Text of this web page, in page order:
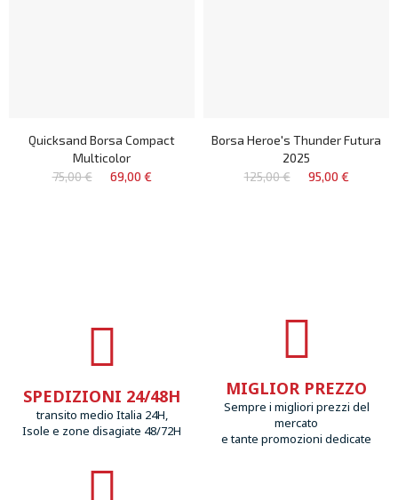
Quicksand Borsa Compact
Multicolor
75,00 €
69,00 €
Borsa Heroe's Thunder Futura
2025
125,00 €
95,00 €
SPEDIZIONI 24/48H
transito medio Italia 24H,
Isole e zone disagiate 48/72H
MIGLIOR PREZZO
Sempre i migliori prezzi del
mercato
e tante promozioni dedicate